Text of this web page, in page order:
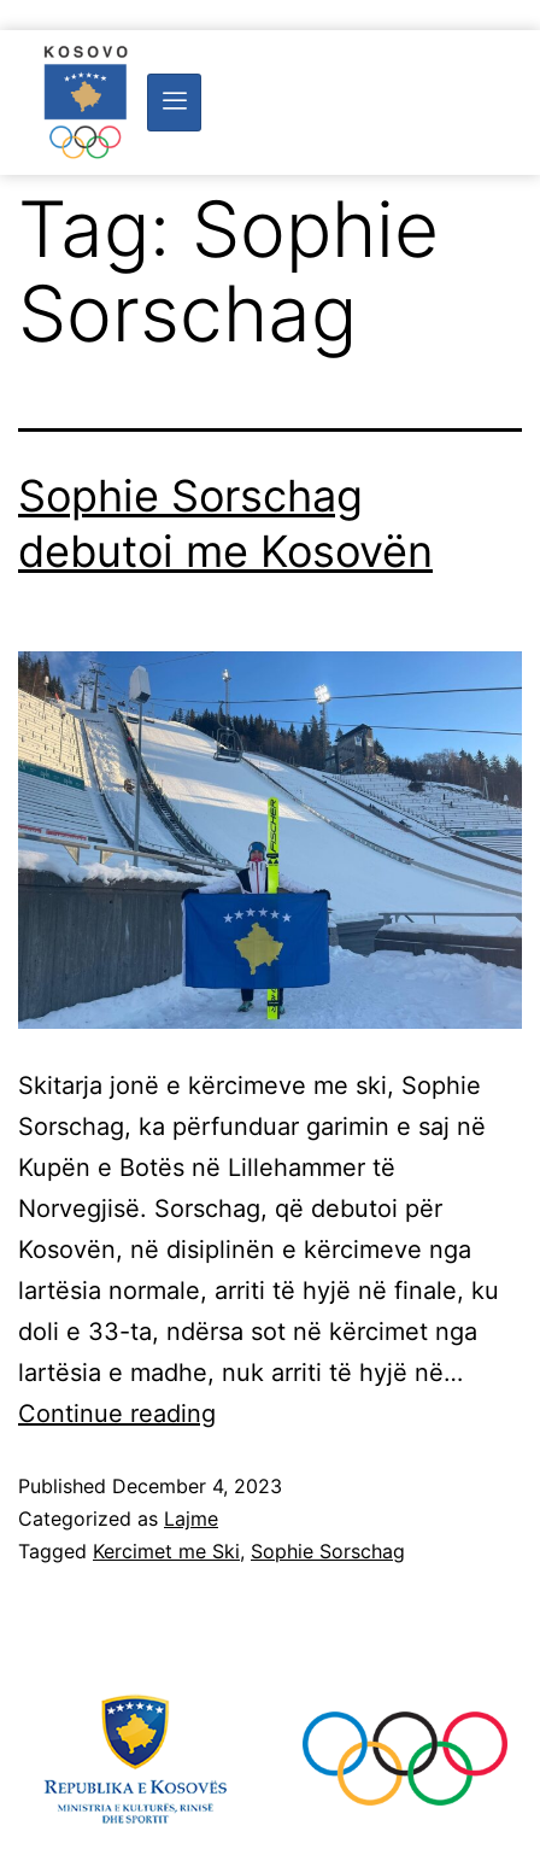
Tag: Sophie
Sorschag
Sophie Sorschag
debutoi me Kosovën
Skitarja jonë e kërcimeve me ski, Sophie
Sorschag, ka përfunduar garimin e saj në
Kupën e Botës në Lillehammer të
Norvegjisë. Sorschag, që debutoi për
Kosovën, në disiplinën e kërcimeve nga
lartësia normale, arriti të hyjë në finale, ku
doli e 33-ta, ndërsa sot në kërcimet nga
lartësia e madhe, nuk arriti të hyjë në…
Continue reading
Published December 4, 2023
Categorized as Lajme
Tagged Kercimet me Ski, Sophie Sorschag